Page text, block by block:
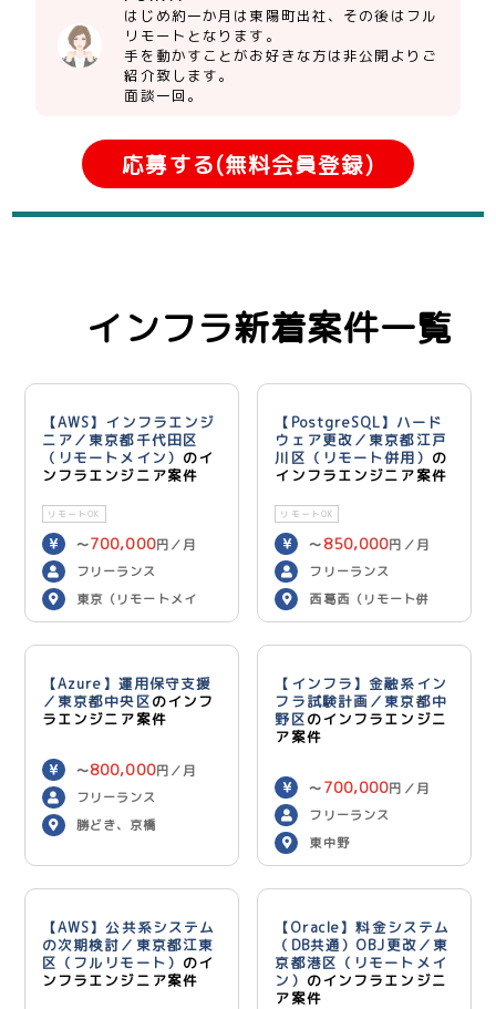
はじめ約一か月は東陽町出社、その後はフル
リモートとなります。
手を動かすことがお好きな方は非公開よりご
紹介致します。
面談一回。
応募する(無料会員登録)
インフラ新着案件一覧
【AWS】インフラエンジ
ニア／東京都千代田区
（リモートメイン） のイ
ンフラエンジニア案件
リモートOK
〜700,000円／月
フリーランス
東京（リモートメイ
ン）
【PostgreSQL】ハード
ウェア更改／東京都江戸
川区（リモート併用） の
インフラエンジニア案件
リモートOK
〜 850,000円／月
フリーランス
西葛西（リモート併
用）
【Azure】運用保守支援
／東京都中央区のインフ
ラエンジニア案件
〜800,000円／月
フリーランス
勝どき、京橋
【インフラ】金融系イン
フラ試験計画／東京都中
野区のインフラエンジニ
ア案件
〜 700,000円／月
フリーランス
東中野
【AWS】公共系システム
の次期検討／東京都江東
区（フルリモート） のイ
ンフラエンジニア案件
【Oracle】料金システム
（DB共通）OBJ更改／東
京都港区（リモートメイ
ン） のインフラエンジニ
ア案件